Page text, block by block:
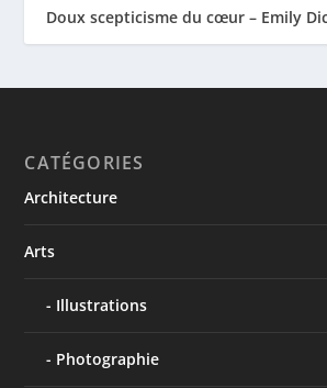
Doux scepticisme du cœur – Emily
CATÉGORIES
Architecture
Arts
Illustrations
Photographie